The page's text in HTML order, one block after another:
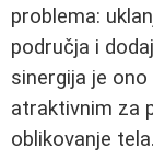
problema:
područja i
sinergija je
atraktivnim za
oblikovanje